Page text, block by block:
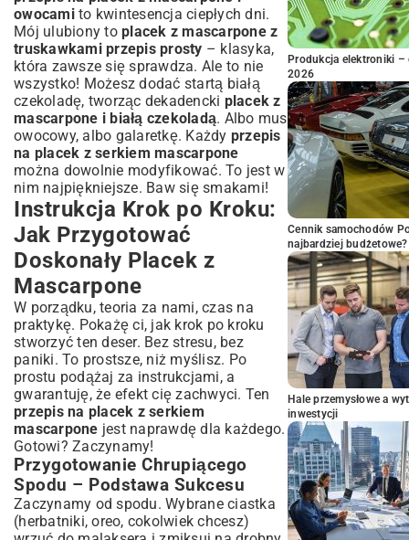
owocamito kwintesencja ciepłych dni.
Mój ulubiony to placek z mascarpone z
truskawkami przepis prosty – klasyka,
która zawsze się sprawdza. Ale to nie
wszystko! Możesz dodać startą białą
czekoladę, tworząc dekadencki placek z
mascarpone i białą czekoladą. Albo mus
owocowy, albo galaretkę. Każdy przepis
na placek z serkiem mascarpone
można dowolnie modyfikować. To jest w
nim najpiękniejsze. Baw się smakami!
Instrukcja Krok po Kroku:
Jak Przygotować
Doskonały Placek z
Mascarpone
W porządku, teoria za nami, czas na
praktykę. Pokażę ci, jak krok po kroku
stworzyć ten deser. Bez stresu, bez
paniki. To prostsze, niż myślisz. Po
prostu podążaj za instrukcjami, a
gwarantuję, że efekt cię zachwyci. Ten
przepis na placek z serkiem
mascarpone jest naprawdę dla każdego.
Gotowi? Zaczynamy!
Przygotowanie Chrupiącego
Spodu – Podstawa Sukcesu
Zaczynamy od spodu. Wybrane ciastka
(herbatniki, oreo, cokolwiek chcesz)
Produkcja elektroniki –
2026
Cennik samochodów
najbardziej budżetowe?
Hale przemysłowe a
inwestycji